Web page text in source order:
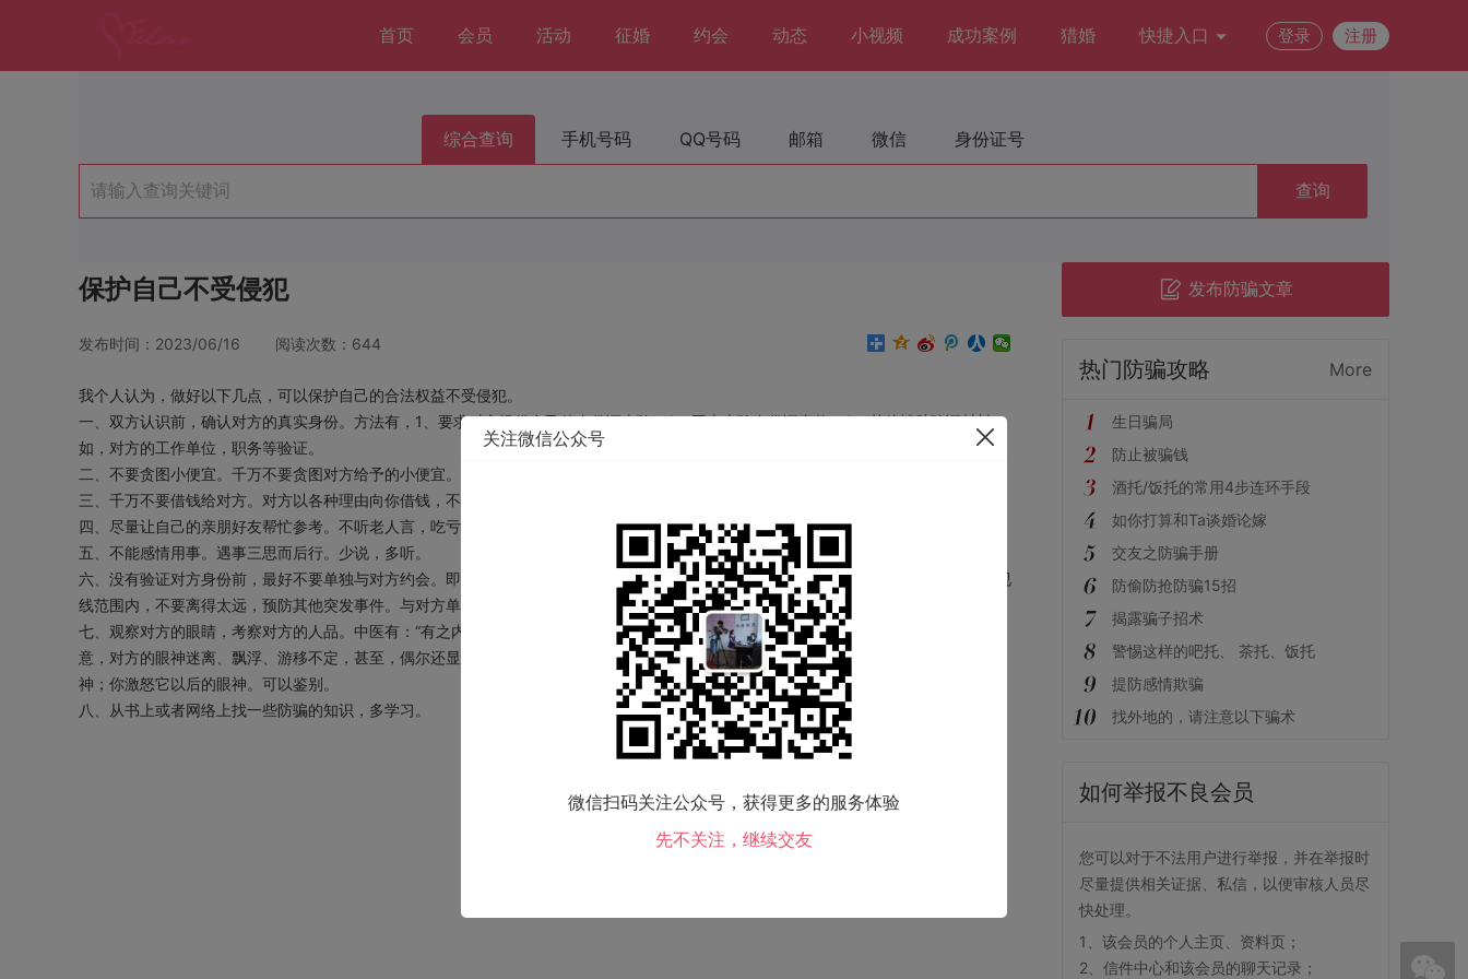
首页 会员 活动 征婚 约会 动态 小视频 成功案例 猎婚 快捷入口 登录 注册
综合查询 手机号码 QQ号码 邮箱 微信 身份证号
查询
保护自己不受侵犯
发布时间：2023/06/16 阅读次数：644
我个人认为，做好以下几点，可以保护自己的合法权益不受侵犯。
一、双方认识前，确认对方的真实身份。方法有，1、要求对方提供自己的身份证查验。2、网上查验身份证真伪。3、其他辅助验证材料，
如，对方的工作单位，职务等验证。
二、不要贪图小便宜。千万不要贪图对方给予的小便宜。天上不会掉馅饼，世界上没有免费的午餐。
三、千万不要借钱给对方。对方以各种理由向你借钱，不要借，不是不帮忙，而是这种骗人的可能性更大一些。
四、尽量让自己的亲朋好友帮忙参考。不听老人言，吃亏在眼前。长辈人生经历多，他们的意见可以参考。
五、不能感情用事。遇事三思而后行。少说，多听。
六、没有验证对方身份前，最好不要单独与对方约会。即使单独约会，也要叫上自己的亲人或者朋友，远远的跟着，而且你必须在亲朋的视
线范围内，不要离得太远，预防其他突发事件。与对方单独约会时，最好选择在闹市区人多的地方。不要单独跟随对方到很远的地方去。
七、观察对方的眼睛，考察对方的人品。中医有：“有之内，必形于外。”如，对方是善良之人，从他或者她的眼睛里，一览无余。需要注
意，对方的眼神迷离、飘浮、游移不定，甚至，偶尔还显露出一点凶狠之象。如果，你实在不懂，可以观察你家的狗，平时对你讨好的眼
神；你激怒它以后的眼神。可以鉴别。
八、从书上或者网络上找一些防骗的知识，多学习。
发布防骗文章
热门防骗攻略 More
生日骗局
防止被骗钱
酒托/饭托的常用4步连环手段
如你打算和Ta谈婚论嫁
交友之防骗手册
防偷防抢防骗15招
揭露骗子招术
警惕这样的吧托、 茶托、饭托
提防感情欺骗
找外地的，请注意以下骗术
如何举报不良会员
您可以对于不法用户进行举报，并在举报时
尽量提供相关证据、私信，以便审核人员尽
快处理。
1、该会员的个人主页、资料页；
2、信件中心和该会员的聊天记录；
关注微信公众号
微信扫码关注公众号，获得更多的服务体验
先不关注，继续交友